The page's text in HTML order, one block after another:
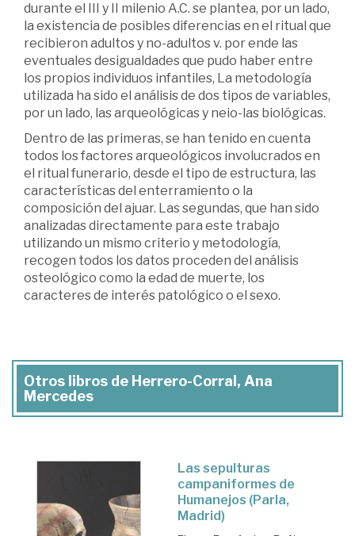
durante el III y II milenio A.C. se plantea, por un lado,
la existencia de posibles diferencias en el ritual que
recibieron adultos y no-adultos v. por ende las
eventuales desigualdades que pudo haber entre
los propios individuos infantiles, La metodología
utilizada ha sido el análisis de dos tipos de variables,
por un lado, las arqueológicas y neio-las biológicas.
Dentro de las primeras, se han tenido en cuenta
todos los factores arqueológicos involucrados en
el ritual funerario, desde el tipo de estructura, las
características del enterramiento o la
composición del ajuar. Las segundas, que han sido
analizadas directamente para este trabajo
utilizando un mismo criterio y metodología,
recogen todos los datos proceden del análisis
osteológico como la edad de muerte, los
caracteres de interés patológico o el sexo.
Otros libros de Herrero-Corral, Ana
Mercedes
Las sepulturas
campaniformes de
Humanejos (Parla,
Madrid)